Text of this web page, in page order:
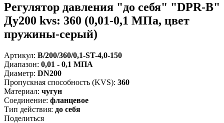
Регулятор давления "до себя" "DPR-B"
Ду200 kvs: 360 (0,01-0,1 МПа, цвет
пружины-серый)
Артикул: B/200/360/0,1-ST-4,0-150
Диапазон: 0,01 - 0,1 МПА
Диаметр: DN200
Пропускная способность (KVS): 360
Материал: чугун
Соединение: фланцевое
Тип действия: до себя
Поделиться